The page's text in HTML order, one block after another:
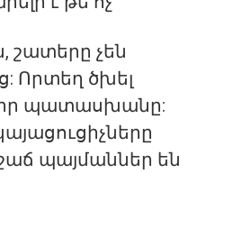
շատերը չեն
Որտեղ ծխել
իր պատասխանը:
պայմաններ են